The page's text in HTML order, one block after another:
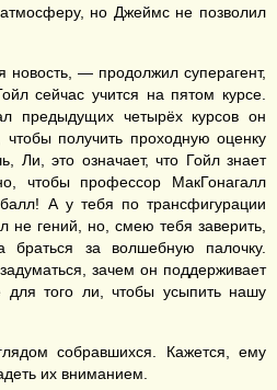
но Джеймс не позволил
— продолжил суперагент,
сейчас учится на пятом курсе.
предыдущих четырёх курсов он
чтобы получить проходную оценку
Ли, это означает, что Гойл знает
чтобы профессор МакГонагалл
А у тебя по трансфигурации
не гений, но, смею тебя заверить,
браться за волшебную палочку.
зачем он поддерживает
того ли, чтобы усыпить нашу
собравшихся. Кажется, ему
их вниманием.